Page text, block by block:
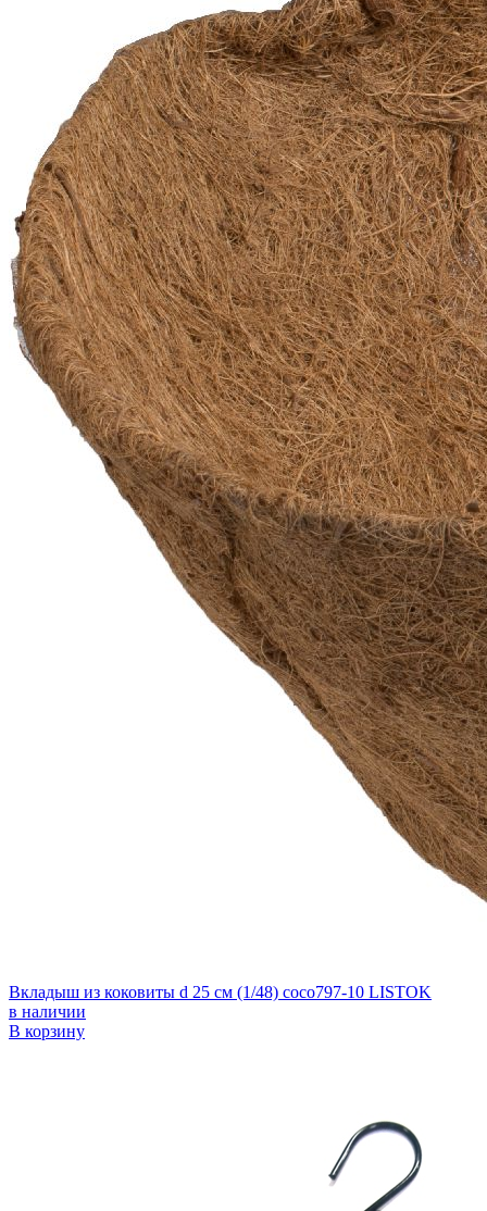
Вкладыш из коковиты d 25 см (1/48) coco797-10 LISTOK
в наличии
В корзину